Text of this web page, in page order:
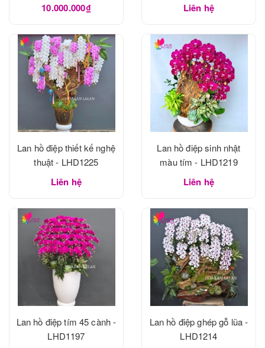
10.000.000₫ Liên hệ
Lan hồ điệp thiết kế nghệ
thuật - LHD1225
Liên hệ
Lan hồ điệp sinh nhật
màu tím - LHD1219
Liên hệ
Lan hồ điệp tím 45 cành -
LHD1197
Lan hồ điệp ghép gỗ lũa -
LHD1214